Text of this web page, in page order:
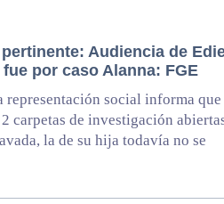
Audiencia de
por caso Alanna: FGE
representación social informa
carpetas de investigación
la de su hija todavía no se